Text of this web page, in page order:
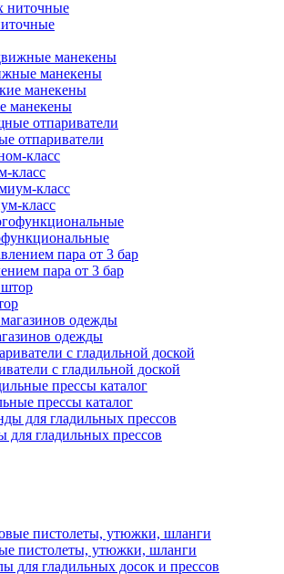
манекены
манекены
отпариватели
класс
класс
пара от 3 бар
одежды
с гладильной доской
прессы каталог
для гладильных прессов
пистолеты, утюжки, шланги